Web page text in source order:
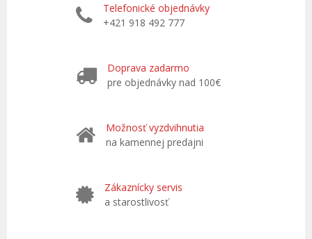
Telefonické objednávky
+421 918 492 777
Doprava zadarmo
pre objednávky nad 100€
Možnosť vyzdvihnutia
na kamennej predajni
Zákaznícky servis
a starostlivosť